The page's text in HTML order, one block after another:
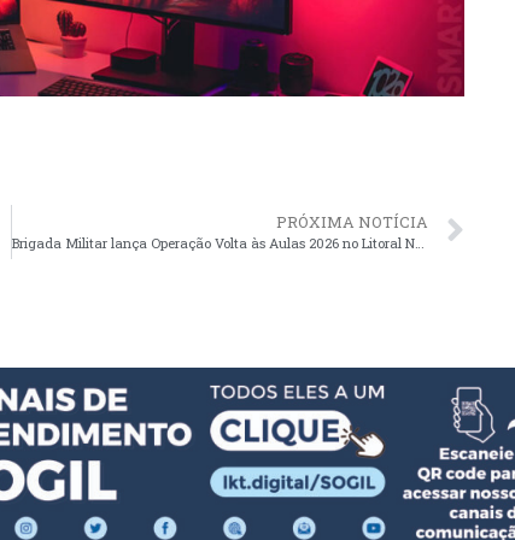
PRÓXIMA NOTÍCIA
Brigada Militar lança Operação Volta às Aulas 2026 no Litoral Norte